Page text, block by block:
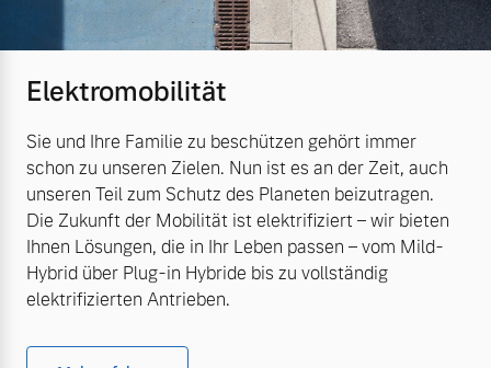
Elektromobilität
Sie und Ihre Familie zu beschützen gehört immer
schon zu unseren Zielen. Nun ist es an der Zeit, auch
unseren Teil zum Schutz des Planeten beizutragen.
Die Zukunft der Mobilität ist elektrifiziert – wir bieten
Ihnen Lösungen, die in Ihr Leben passen – vom Mild-
Hybrid über Plug-in Hybride bis zu vollständig
elektrifizierten Antrieben.